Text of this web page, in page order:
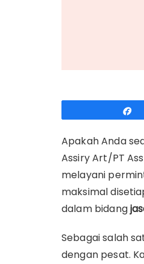
Apakah Anda
Assiry Art/PT
melayani
maksimal
dalam bidang
Sebagai salah
dengan pesat.